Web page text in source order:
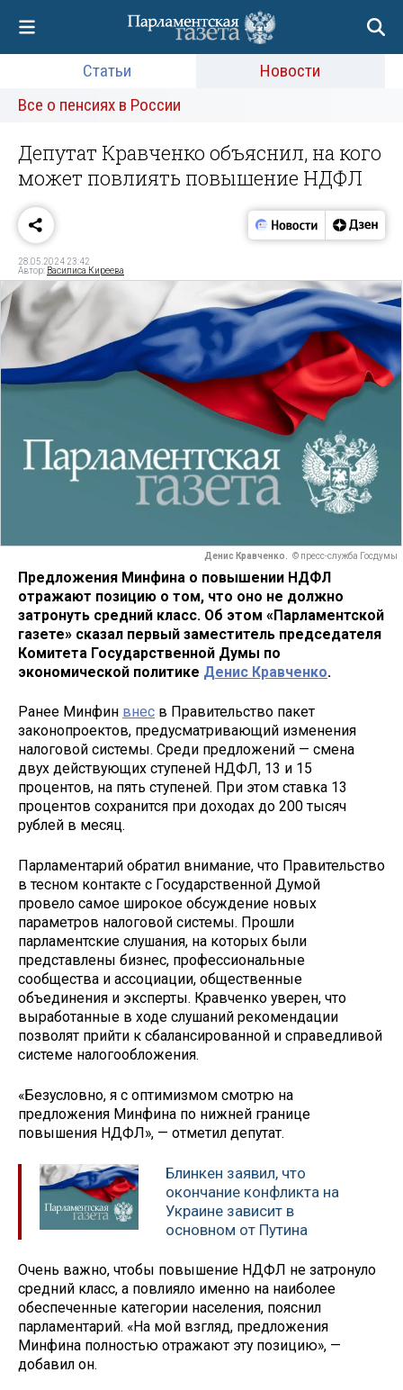
Статьи
Новости
Все о пенсиях в России
Депутат Кравченко объяснил, на кого
может повлиять повышение НДФЛ
28.05.2024 23:42
Автор: Василиса Киреева
Денис Кравченко. © пресс-служба Госдумы
Предложения Минфина о повышении НДФЛ
отражают позицию о том, что оно не должно
затронуть средний класс. Об этом «Парламентской
газете» сказал первый заместитель председателя
Комитета Государственной Думы по
экономической политике Денис Кравченко.
Ранее Минфин внес в Правительство пакет
законопроектов, предусматривающий изменения
налоговой системы. Среди предложений — смена
двух действующих ступеней НДФЛ, 13 и 15
процентов, на пять ступеней. При этом ставка 13
процентов сохранится при доходах до 200 тысяч
рублей в месяц.
Парламентарий обратил внимание, что Правительство
в тесном контакте с Государственной Думой
провело самое широкое обсуждение новых
параметров налоговой системы. Прошли
парламентские слушания, на которых были
представлены бизнес, профессиональные
сообщества и ассоциации, общественные
объединения и эксперты. Кравченко уверен, что
выработанные в ходе слушаний рекомендации
позволят прийти к сбалансированной и справедливой
системе налогообложения.
«Безусловно, я с оптимизмом смотрю на
предложения Минфина по нижней границе
повышения НДФЛ», — отметил депутат.
Блинкен заявил, что
окончание конфликта на
Украине зависит в
основном от Путина
Очень важно, чтобы повышение НДФЛ не затронуло
средний класс, а повлияло именно на наиболее
обеспеченные категории населения, пояснил
парламентарий. «На мой взгляд, предложения
Минфина полностью отражают эту позицию», —
добавил он.